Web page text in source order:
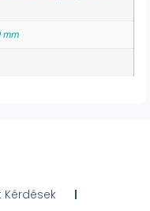
mm